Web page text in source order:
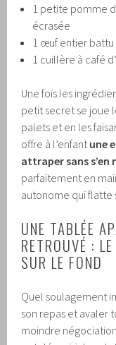
1 petite pomme
écrasée
1 œuf entier battu
1 cuillère à café
Une fois les
petit secret se joue
palets et en les
offre à l’enfant une
attraper sans
parfaitement en
autonome qui flatte
UNE TABLÉE
RETROUVÉ :
SUR LE FOND
Quel soulagement
son repas et avaler
moindre